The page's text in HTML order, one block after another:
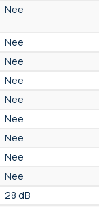
Nee
Nee
Nee
Nee
Nee
Nee
Nee
Nee
Nee
28 dB